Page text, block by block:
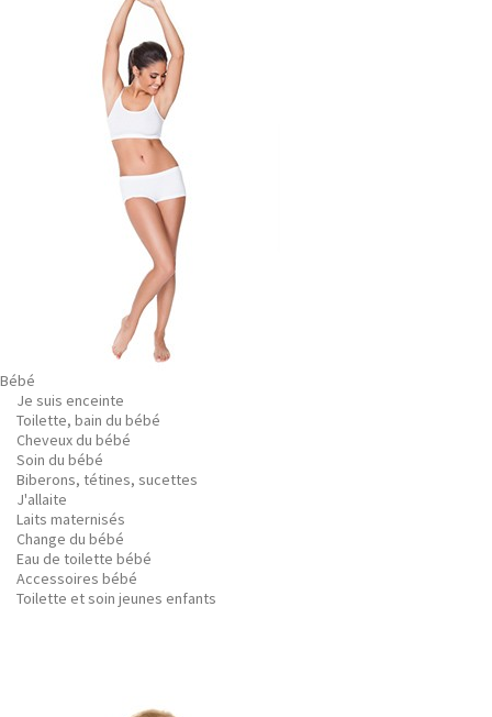
Bébé
Je suis enceinte
Toilette, bain du bébé
Cheveux du bébé
Soin du bébé
Biberons, tétines, sucettes
J'allaite
Laits maternisés
Change du bébé
Eau de toilette bébé
Accessoires bébé
Toilette et soin jeunes enfants